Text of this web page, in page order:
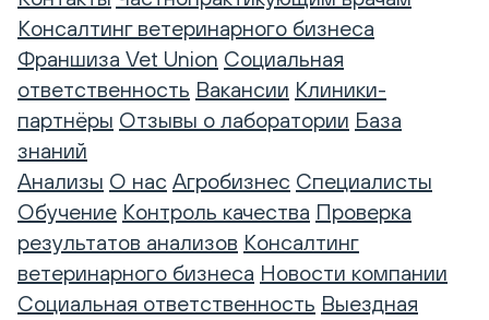
Консалтинг ветеринарного бизнеса
Франшиза Vet Union Социальная
ответственность Вакансии Клиники-
партнёры Отзывы о лаборатории База
знаний
Анализы О нас Агробизнес Специалисты
Обучение Контроль качества Проверка
результатов анализов Консалтинг
ветеринарного бизнеса Новости компании
Социальная ответственность Выездная